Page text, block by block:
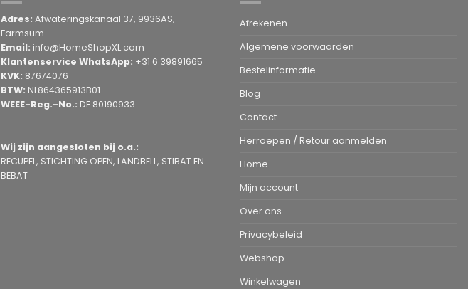
Adres: Afwateringskanaal 37, 9936AS,
Farmsum
Email: info@HomeShopXL.com
Klantenservice WhatsApp: +31 6 39891665
KVK: 87674076
BTW: NL864365913B01
WEEE-Reg.-No.: DE 80190933
Wij zijn aangesloten bij o.a.:
RECUPEL, STICHTING OPEN, LANDBELL, STIBAT EN
BEBAT
Afrekenen
Algemene voorwaarden
Bestelinformatie
Blog
Contact
Herroepen / Retour aanmelden
Home
Mijn account
Over ons
Privacybeleid
Webshop
Winkelwagen